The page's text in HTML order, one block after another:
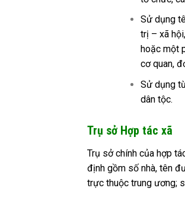
Sử dụng
trị – xã
hoặc một
cơ quan,
Sử dụng
dân tộc.
Trụ sở Hợp tác xã
Trụ sở chính của hợp
định gồm số nhà, tên
trực thuộc trung ương;